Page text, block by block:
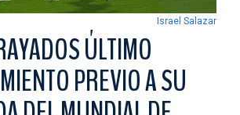
Israel Salazar
ÚLTIMO
PREVIO A SU